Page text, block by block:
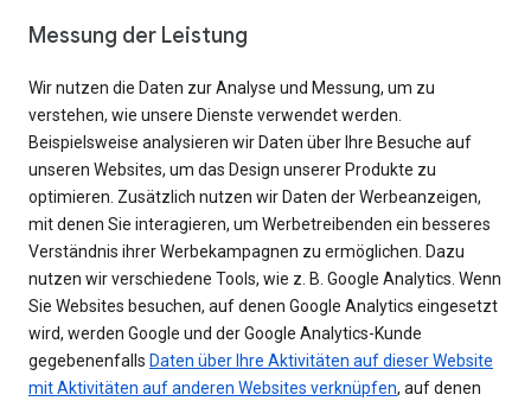
Messung der Leistung
Wir nutzen die Daten zur Analyse und Messung, um zu
verstehen, wie unsere Dienste verwendet werden.
Beispielsweise analysieren wir Daten über Ihre Besuche auf
unseren Websites, um das Design unserer Produkte zu
optimieren. Zusätzlich nutzen wir Daten der Werbeanzeigen,
mit denen Sie interagieren, um Werbetreibenden ein besseres
Verständnis ihrer Werbekampagnen zu ermöglichen. Dazu
nutzen wir verschiedene Tools, wie z. B. Google Analytics. Wenn
Sie Websites besuchen, auf denen Google Analytics eingesetzt
wird, werden Google und der Google Analytics-Kunde
gegebenenfalls Daten über Ihre Aktivitäten auf dieser Website
mit Aktivitäten auf anderen Websites verknüpfen, auf denen